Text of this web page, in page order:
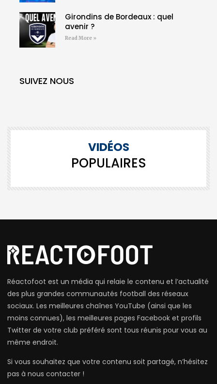
Girondins de Bordeaux : quel
avenir ?
Read More »
SUIVEZ NOUS
VIDÉOS
POPULAIRES
Réactofoot est un média qui relaie le contenu et l’actualité
des plus grandes communautés football des réseaux
sociaux. Les meilleures chaînes YouTube (ainsi que les
moins connues), les meilleures pages Facebook et profils
Twitter de votre club préféré sont tous réunis pour vous au
même endroit.
Si vous souhaitez que votre contenu soit partagé, n’hésitez
pas à nous contacter !